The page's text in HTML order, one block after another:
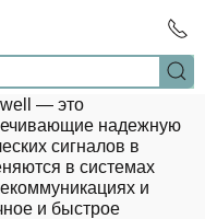
— это
надежную
сигналов в
в системах
и
и быстрое